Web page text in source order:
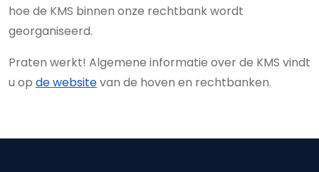
hoe de KMS binnen onze rechtbank wordt
georganiseerd.
Praten werkt! Algemene informatie over de KMS vindt
u op de websitevan de hoven en rechtbanken.